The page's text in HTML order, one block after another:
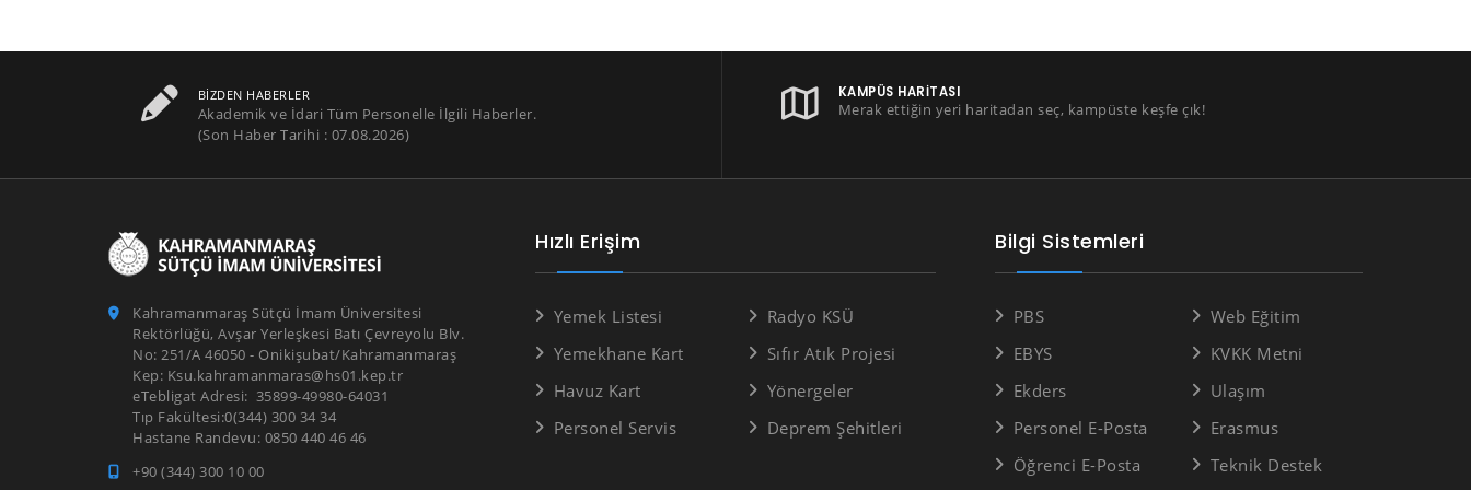
BIZDEN HABERLER
Akademik ve İdari Tüm Personelle İlgili Haberler.
(Son Haber Tarihi : 07.08.2026)
KAMPÜS HARITASI
Merak ettiğin yeri haritadan seç, kampüste keşfe çık!
Kahramanmaraş Sütçü İmam Üniversitesi
Rektörlüğü, Avşar Yerleşkesi Batı Çevreyolu Blv.
No: 251/A 46050 - Onikişubat/Kahramanmaraş
Kep: Ksu.kahramanmaras@hs01.kep.tr
eTebligat Adresi: 35899-49980-64031
Tıp Fakültesi:0(344) 300 34 34
Hastane Randevu: 0850 440 46 46
+90 (344) 300 10 00
Hızlı Erişim
Yemek Listesi
Yemekhane Kart
Havuz Kart
Personel Servis
Radyo KSÜ
Sıfır Atık Projesi
Yönergeler
Deprem Şehitleri
Bilgi Sistemleri
PBS
EBYS
Ekders
Personel E-Posta
Öğrenci E-Posta
Web Eğitim
KVKK Metni
Ulaşım
Erasmus
Teknik Destek